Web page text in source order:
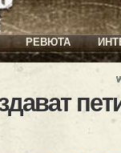
РЕВЮТА